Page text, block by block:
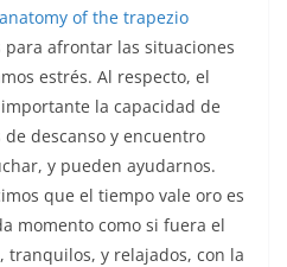
of the trapezio
para afrontar las situaciones
estrés. Al respecto, el
la capacidad de
descanso y encuentro
y pueden ayudarnos.
que el tiempo vale oro es
momento como si fuera el
tranquilos, y relajados, con la